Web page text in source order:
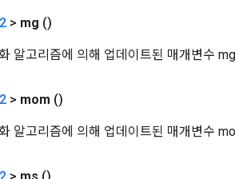
> mg ()
알고리즘에 의해 업데이트된 매개변수
> mom ()
알고리즘에 의해 업데이트된 매개변수